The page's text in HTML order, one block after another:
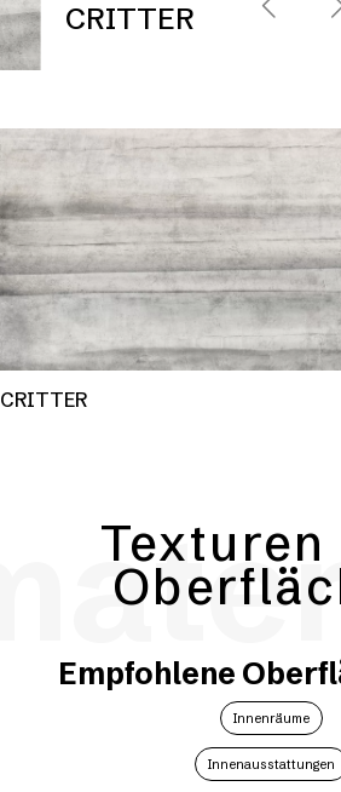
CRITTER
CRITTER
Texturen
Empfohlene
Innenräume
Innenausstattungen